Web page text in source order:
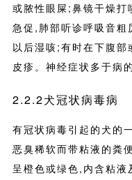
或脓性眼屎;鼻镜干燥
急促,肺部听诊呼吸音
以后湿咳;有时在下腹部
皮疹。神经症状多于病
2.2.2犬冠状病毒病
有冠状病毒引起的犬的
恶臭稀软而带粘液的粪
呈橙色或绿色,内含粘液